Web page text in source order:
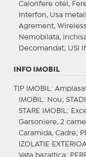
Calorifere otel,
Interfon, Usa
Agrement,
Nemobilata,
Decomandat; USI
INFO IMOBIL
TIP IMOBIL :
IMOBIL : Nou;
STARE IMOBIL :
Garsoniere, 2
Caramida, Cadre;
IZOLATIE
Vata bazaltica;